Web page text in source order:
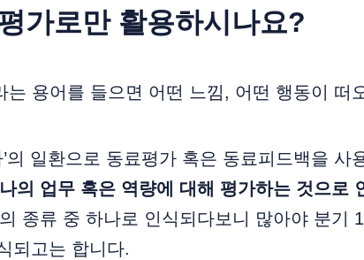
가로만 활용하시나요?
는 용어를 들으면 어떤 느낌, 어떤 행동이 떠
의 일환으로 동료평가 혹은 동료피드백을 사
의 업무 혹은 역량에 대해 평가하는 것으로
종류 중 하나로 인식되다보니 많아야 분기
되고는 합니다.